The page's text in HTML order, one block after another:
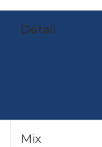
Détail
Mix